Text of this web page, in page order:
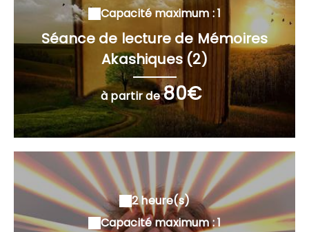
Capacité maximum : 1
Séance de lecture de Mémoires
Akashiques (2)
à partir de80€
2 heure(s)
Capacité maximum : 1